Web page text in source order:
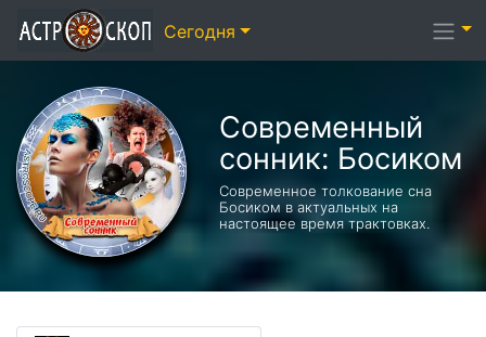
Современный
сонник: Босиком
Современное толкование сна
Босиком в актуальных на
настоящее время трактовках.
Сегодня